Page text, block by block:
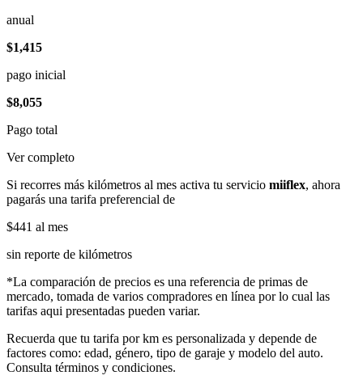
anual
$1,415
pago inicial
$8,055
Pago total
Ver completo
Si recorres más kilómetros al mes activa tu servicio miiflex, ahora
pagarás una tarifa preferencial de
$441 al mes
sin reporte de kilómetros
*La comparación de precios es una referencia de primas de
mercado, tomada de varios compradores en línea por lo cual las
tarifas aqui presentadas pueden variar.
Recuerda que tu tarifa por km es personalizada y depende de
factores como: edad, género, tipo de garaje y modelo del auto.
Consulta términos y condiciones.